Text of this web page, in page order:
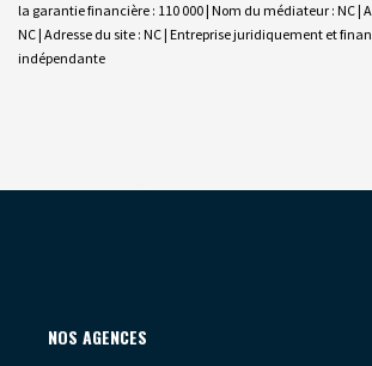
la garantie financière : 110 000 | Nom du médiateur : NC |
NC | Adresse du site : NC | Entreprise juridiquement et
indépendante
NOS AGENCES